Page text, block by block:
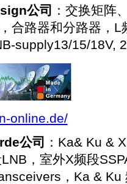
公司
：交换矩阵
合路器和分路器，
supply13/15/18V,
online.de/
公司
：Ka& Ku &
，室外X频段
，Ka & Ku